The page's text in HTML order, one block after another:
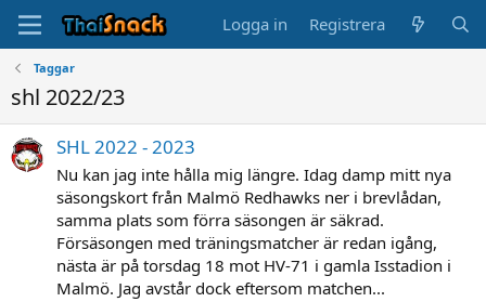
Logga in Registrera
Taggar
shl 2022/23
SHL 2022 - 2023
Nu kan jag inte hålla mig längre. Idag damp mitt nya
säsongskort från Malmö Redhawks ner i brevlådan,
samma plats som förra säsongen är säkrad.
Försäsongen med träningsmatcher är redan igång,
nästa är på torsdag 18 mot HV-71 i gamla Isstadion i
Malmö. Jag avstår dock eftersom matchen...